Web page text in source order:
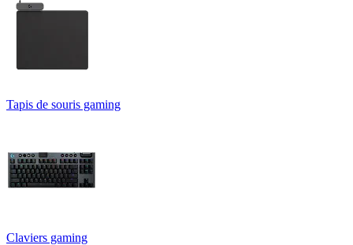
Tapis de souris gaming
Claviers gaming